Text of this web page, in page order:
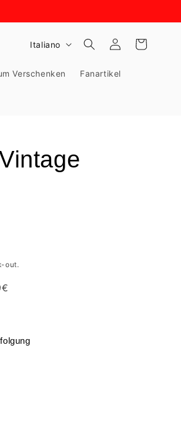
Verschenken Fanartikel
n
Italiano Accedi Carrello
out.
€